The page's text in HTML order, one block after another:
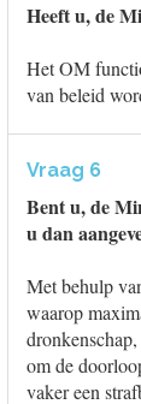
Heeft u, de
Het OM
van beleid
Vraag 6
Bent u, de
u dan
Met behulp
waarop
om de
vaker een